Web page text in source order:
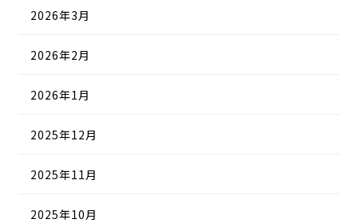
2026年3月
2026年2月
2026年1月
2025年12月
2025年11月
2025年10月